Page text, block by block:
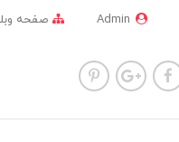
Admin صفحه